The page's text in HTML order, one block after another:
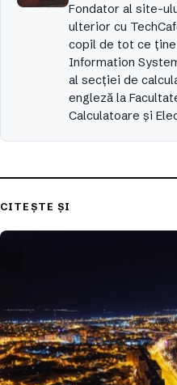
Fondator al site-
ulterior cu
copil de tot ce
Information
al secției de
engleză la
Calculatoare și
CITEȘTE ȘI